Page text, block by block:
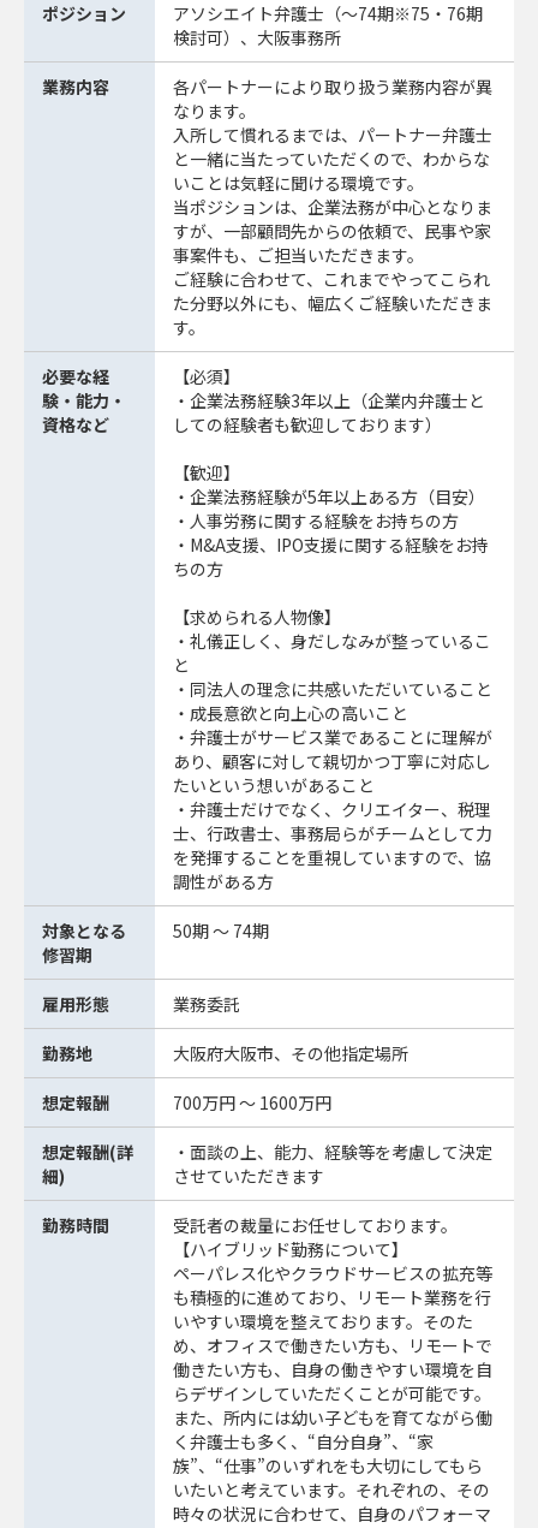
ポジション
アソシエイト弁護士（～74期※75・76期
検討可）、大阪事務所
業務内容
各パートナーにより取り扱う業務内容が異
なります。
入所して慣れるまでは、パートナー弁護士
と一緒に当たっていただくので、わからな
いことは気軽に聞ける環境です。
当ポジションは、企業法務が中心となりま
すが、一部顧問先からの依頼で、民事や家
事案件も、ご担当いただきます。
ご経験に合わせて、これまでやってこられ
た分野以外にも、幅広くご経験いただきま
す。
必要な経
験・能力・
資格など
【必須】
・企業法務経験3年以上（企業内弁護士と
しての経験者も歓迎しております）
【歓迎】
・企業法務経験が5年以上ある⽅（⽬安）
・人事労務に関する経験をお持ちの方
・M&A支援、IPO支援に関する経験をお持
ちの方
【求められる人物像】
・礼儀正しく、身だしなみが整っているこ
と
・同法人の理念に共感いただいていること
・成長意欲と向上心の高いこと
・弁護士がサービス業であることに理解が
あり、顧客に対して親切かつ丁寧に対応し
たいという想いがあること
・弁護士だけでなく、クリエイター、税理
士、行政書士、事務局らがチームとして力
を発揮することを重視していますので、協
調性がある方
対象となる
修習期
50期 ～ 74期
雇用形態 業務委託
勤務地 大阪府大阪市、その他指定場所
想定報酬 700万円 ～ 1600万円
想定報酬(詳
細)
・面談の上、能力、経験等を考慮して決定
させていただきます
勤務時間
受託者の裁量にお任せしております。
【ハイブリッド勤務について】
ペーパレス化やクラウドサービスの拡充等
も積極的に進めており、リモート業務を行
いやすい環境を整えております。そのた
め、オフィスで働きたい方も、リモートで
働きたい方も、自身の働きやすい環境を自
らデザインしていただくことが可能です。
また、所内には幼い子どもを育てながら働
く弁護士も多く、“自分自身”、“家
族”、“仕事”のいずれをも大切にしてもら
いたいと考えています。それぞれの、その
時々の状況に合わせて、自身のパフォーマ